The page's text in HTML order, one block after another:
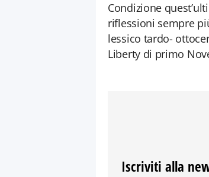
Condizione
riflessioni sempre
lessico tardo-
Liberty di primo
Iscriviti alla